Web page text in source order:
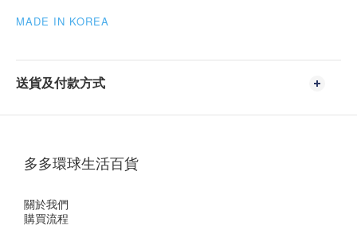
MADE IN KOREA
送貨及付款方式
多多環球生活百貨
關於我們
購買流程